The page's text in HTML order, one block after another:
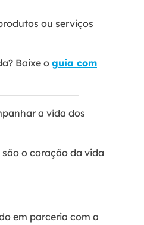
ou serviços
Baixe o guia com
a vida dos
são o coração da vida
em parceria com a